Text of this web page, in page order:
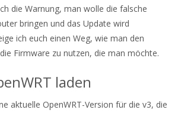
die Warnung, man wolle die falsche
bringen und das Update wird
ich euch einen Weg, wie man den
Firmware zu nutzen, die man möchte.
laden
aktuelle OpenWRT-Version für die v3, die